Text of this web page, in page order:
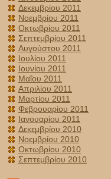
Δεκεμβρίου 2011
Νοεμβρίου 2011
Οκτωβρίου 2011
Σεπτεμβρίου 2011
Αυγούστου 2011
Ιουλίου 2011
Ιουνίου 2011
Μαΐου 2011
Απριλίου 2011
Μαρτίου 2011
Φεβρουαρίου 2011
Ιανουαρίου 2011
Δεκεμβρίου 2010
Νοεμβρίου 2010
Οκτωβρίου 2010
Σεπτεμβρίου 2010